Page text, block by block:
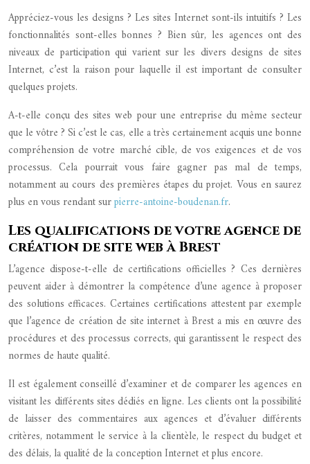
Appréciez-vous les designs ? Les sites Internet sont-ils intuitifs ? Les
fonctionnalités sont-elles bonnes ? Bien sûr, les agences ont des
niveaux de participation qui varient sur les divers designs de sites
Internet, c’est la raison pour laquelle il est important de consulter
quelques projets.
A-t-elle conçu des sites web pour une entreprise du même secteur
que le vôtre ? Si c’est le cas, elle a très certainement acquis une bonne
compréhension de votre marché cible, de vos exigences et de vos
processus. Cela pourrait vous faire gagner pas mal de temps,
notamment au cours des premières étapes du projet. Vous en saurez
plus en vous rendant surpierre-antoine-boudenan.fr.
Les qualifications de votre agence de
création de site web à Brest
L’agence dispose-t-elle de certifications officielles ? Ces dernières
peuvent aider à démontrer la compétence d’une agence à proposer
des solutions efficaces. Certaines certifications attestent par exemple
que l’agence de création de site internet à Brest a mis en œuvre des
procédures et des processus corrects, qui garantissent le respect des
normes de haute qualité.
Il est également conseillé d’examiner et de comparer les agences en
visitant les différents sites dédiés en ligne. Les clients ont la possibilité
de laisser des commentaires aux agences et d’évaluer différents
critères, notamment le service à la clientèle, le respect du budget et
des délais, la qualité de la conception Internet et plus encore.